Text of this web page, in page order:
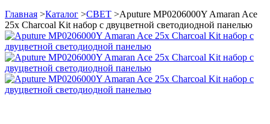
Главная >Каталог >СВЕТ >Aputure MP0206000Y Amaran Ace
25x Charcoal Kit набор с двуцветной светодиодной панелью